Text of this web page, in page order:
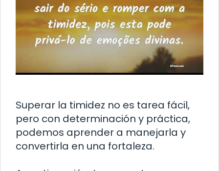
Superar la timidez no es tarea fácil,
pero con determinación y práctica,
podemos aprender a manejarla y
convertirla en una fortaleza.